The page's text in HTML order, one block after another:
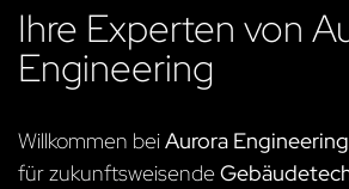
Ihre Experten von
Engineering
Willkommen beiAurora Engineering
für zukunftsweisende